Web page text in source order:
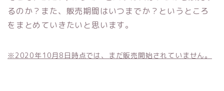
るのか？また、販売期間はいつまでか？というところ
をまとめていきたいと思います。
※2020年10月8日時点では、まだ販売開始されていません。